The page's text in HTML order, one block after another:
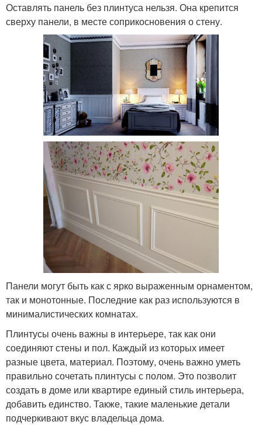
Оставлять панель без плинтуса нельзя. Она крепится
сверху панели, в месте соприкосновения о стену.
Панели могут быть как с ярко выраженным орнаментом,
так и монотонные. Последние как раз используются в
минималистических комнатах.
Плинтусы очень важны в интерьере, так как они
соединяют стены и пол. Каждый из которых имеет
разные цвета, материал. Поэтому, очень важно уметь
правильно сочетать плинтусы с полом. Это позволит
создать в доме или квартире единый стиль интерьера,
добавить единство. Также, такие маленькие детали
подчеркивают вкус владельца дома.